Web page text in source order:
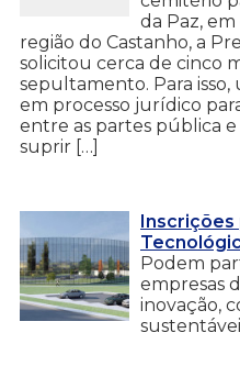
da Paz,
região do Castanho, a
solicitou cerca de cinco
sepultamento. Para
em processo jurídico
entre as partes pública e
suprir […]
Inscrições
Podem
empresas
inovação,